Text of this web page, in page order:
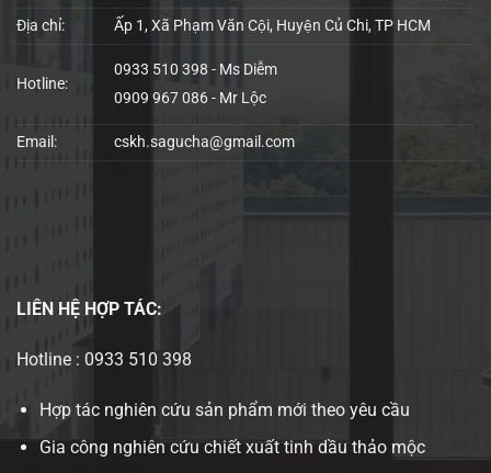
Địa chỉ: Ấp 1, Xã Phạm Văn Cội, Huyện Củ Chi, TP HCM
Hotline:
0933 510 398 - Ms Diễm
0909 967 086 - Mr Lộc
Email: cskh.sagucha@gmail.com
LIÊN HỆ HỢP TÁC:
Hotline : 0933 510 398
Hợp tác nghiên cứu sản phẩm mới theo yêu cầu
Gia công nghiên cứu chiết xuất tinh dầu thảo mộc